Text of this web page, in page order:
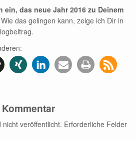
das neue Jahr 2016 zu Deinem
Wie das gelingen kann, zeige ich Dir in
veröffentlicht. Erforderliche Felder